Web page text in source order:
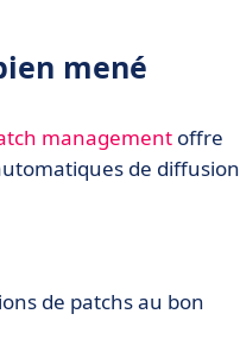
mené
management offre
de diffusion
de patchs au bon